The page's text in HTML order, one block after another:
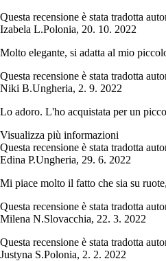
Questa recensione è stata tradotta
Izabela L.Polonia, 20. 10. 2022
Molto elegante, si adatta al mio
Questa recensione è stata tradotta
Niki B.Ungheria, 2. 9. 2022
Lo adoro. L'ho acquistata per un
Visualizza più informazioni
Questa recensione è stata tradotta
Edina P.Ungheria, 29. 6. 2022
Mi piace molto il fatto che sia su
Questa recensione è stata tradotta
Milena N.Slovacchia, 22. 3. 2022
Questa recensione è stata tradotta
Justyna S.Polonia, 2. 2. 2022